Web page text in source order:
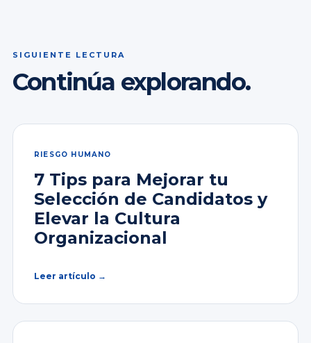
SIGUIENTE LECTURA
Continúa explorando.
RIESGO HUMANO
7 Tips para Mejorar tu
Selección de Candidatos y
Elevar la Cultura
Organizacional
Leer artículo →